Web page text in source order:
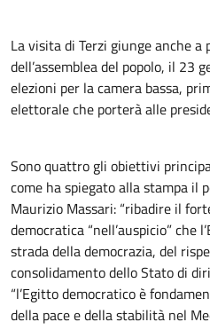
La visita di Terzi giunge anche a
dell’assemblea del popolo, il 23
elezioni per la camera bassa,
elettorale che porterà alle
Sono quattro gli obiettivi
come ha spiegato alla stampa il
Maurizio Massari: “ribadire il
democratica “nell’auspicio” che
strada della democrazia, del
consolidamento dello Stato di
“l’Egitto democratico è
della pace e della stabilità nel